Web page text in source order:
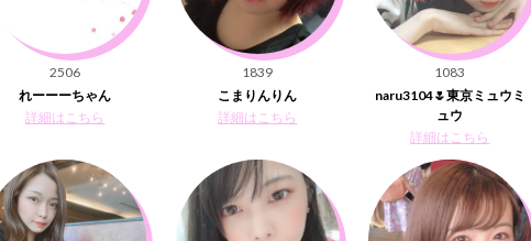
2506
れーーーちゃん
詳細はこちら
1839
こまりんりん
詳細はこちら
1083
naru3104🌷東京ミュウミ
ュウ
詳細はこちら